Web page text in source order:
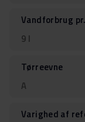
Vandforbrug
9 l
Tørreevne
A
Varighed af